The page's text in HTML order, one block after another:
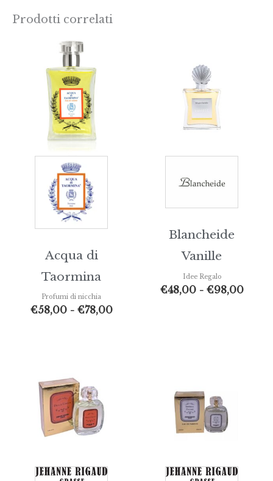
Prodotti correlati
Acqua di
Taormina
Profumi di nicchia
€58,00 - €78,00
Blancheide
Vanille
Idee Regalo
€48,00 - €98,00